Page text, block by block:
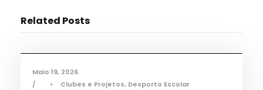
Related Posts
Desporto,Notícias
Maio 19, 2026
•
Clubes e Projetos, Desporto Escolar